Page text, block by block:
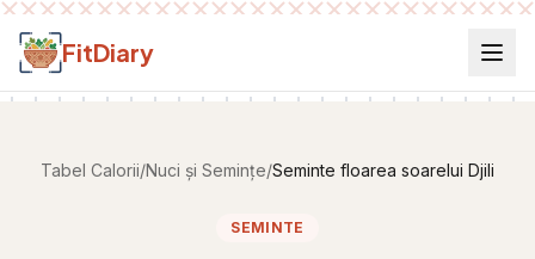
Salt la conținut
FitDiary
Tabel Calorii/Nuci și Semințe/Seminte floarea soarelui Djili
SEMINTE